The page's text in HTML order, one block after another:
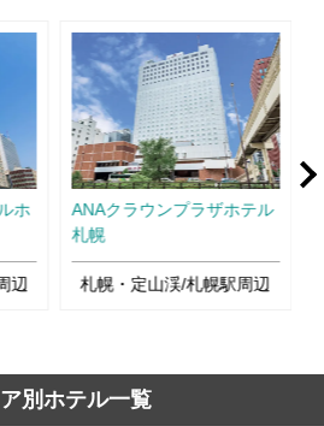
ホ
辺
ANAクラウンプラザホテル
札幌
札幌・定山渓/札幌駅周辺
別ホテル一覧